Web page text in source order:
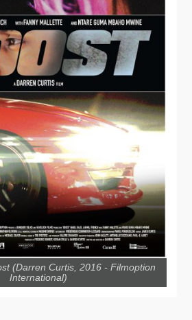
(Darren Curtis, 2016 - Filmoption
International)